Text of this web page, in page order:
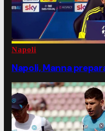
Napoli
Napoli, Manna